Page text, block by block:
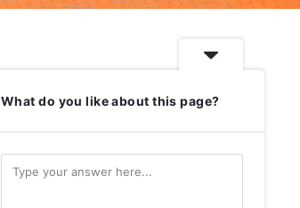
What do you like about this page?